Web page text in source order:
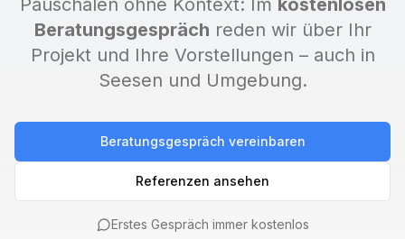
Pauschalen ohne Kontext: Im kostenlosen
Beratungsgespräch reden wir über Ihr
Projekt und Ihre Vorstellungen – auch in
Seesen und Umgebung.
Beratungsgespräch vereinbaren
Referenzen ansehen
Erstes Gespräch immer kostenlos